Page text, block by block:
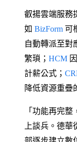
叡揚雲端服務
如 BizForm 可
自動轉派至對
繁瑣； HCM
計薪公式；
降低資源重疊
「功能再完
上談兵。德